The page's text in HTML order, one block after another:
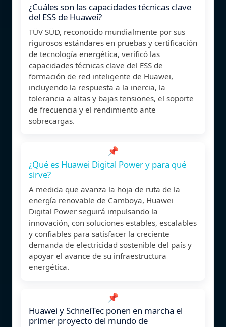
¿Cuáles son las capacidades técnicas clave
del ESS de Huawei?
TÜV SÜD, reconocido mundialmente por sus
rigurosos estándares en pruebas y certificación
de tecnología energética, verificó las
capacidades técnicas clave del ESS de
formación de red inteligente de Huawei,
incluyendo la respuesta a la inercia, la
tolerancia a altas y bajas tensiones, el soporte
de frecuencia y el rendimiento ante
sobrecargas.
📌
¿Qué es Huawei Digital Power y para qué
sirve?
A medida que avanza la hoja de ruta de la
energía renovable de Camboya, Huawei
Digital Power seguirá impulsando la
innovación, con soluciones estables, escalables
y confiables para satisfacer la creciente
demanda de electricidad sostenible del país y
apoyar el avance de su infraestructura
energética.
📌
Huawei y SchneiTec ponen en marcha el
primer proyecto del mundo de